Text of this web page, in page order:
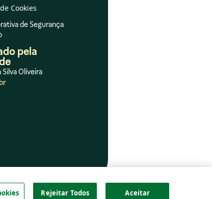
Cookies
de Segurança
pela
Silva Oliveira
Rejeitar Todos Aceitar